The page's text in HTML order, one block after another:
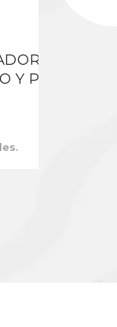
CON
Y PALANCA